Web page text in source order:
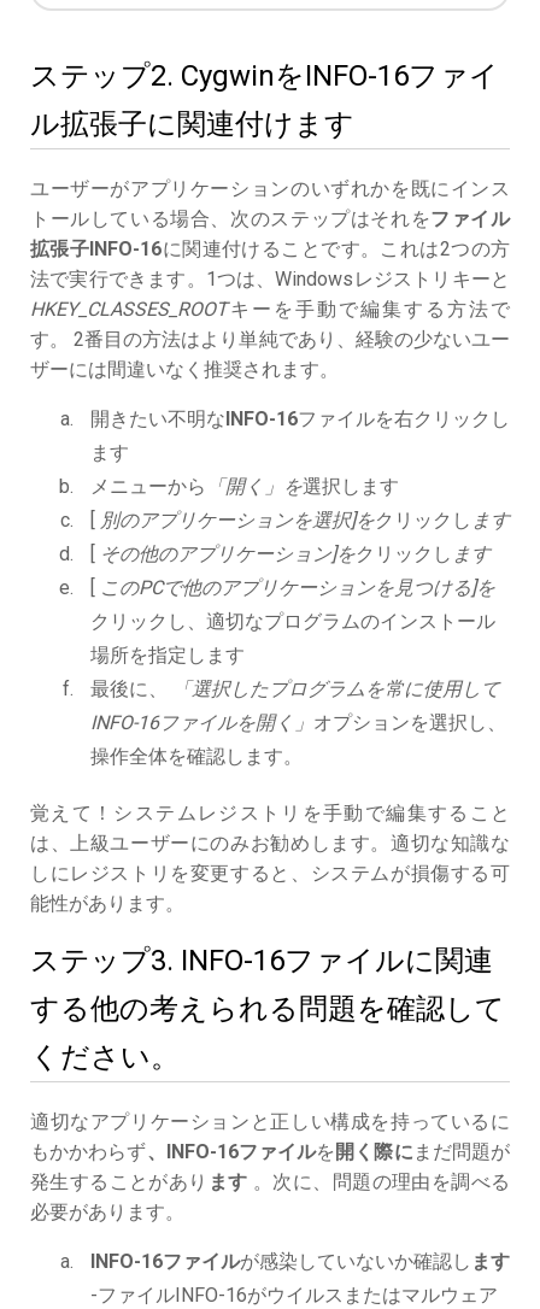
ステップ2. CygwinをINFO-16ファイ
ル拡張子に関連付けます
ユーザーがアプリケーションのいずれかを既にインス
トールしている場合、次のステップはそれをファイル
拡張子INFO-16に関連付けることです。これは2つの方
法で実行できます。1つは、Windowsレジストリキーと
HKEY_CLASSES_ROOTキーを手動で編集する方法で
す。 2番目の方法はより単純であり、経験の少ないユー
ザーには間違いなく推奨されます。
開きたい不明なINFO-16ファイルを右クリックし
ます
メニューから
「開く」を選択します
[ 別のアプリケーションを選択]をクリックし ます
[ その他のアプリケーション]をクリックし ます
[ このPCで他のアプリケーションを見つける]を
クリックし、適切なプログラムのインストール
場所を指定します
最後に、
「選択したプログラムを常に使用して
INFO-16ファイルを開く」 オプションを選択し、
操作全体を確認します。
覚えて！システムレジストリを手動で編集すること
は、上級ユーザーにのみお勧めします。適切な知識な
しにレジストリを変更すると、システムが損傷する可
能性があります。
ステップ3. INFO-16ファイルに関連
する他の考えられる問題を確認して
ください。
適切なアプリケーションと正しい構成を持っているに
もかかわらず、INFO-16ファイルを 開く際に まだ問題が
発生することがあり ます 。次に、問題の理由を調べる
必要があります。
INFO-16ファイルが感染していないか確認し ます
-ファイルINFO-16がウイルスまたはマルウェア